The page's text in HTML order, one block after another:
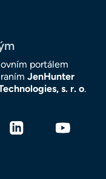
portálem
JenHunter
s. r. o.